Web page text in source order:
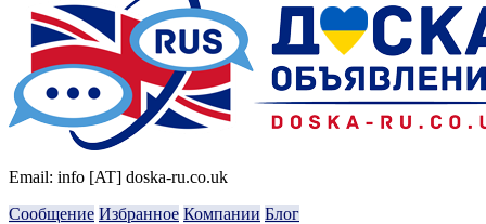
Email: info [AT] doska-ru.co.uk
Сообщение Избранное Компании Блог